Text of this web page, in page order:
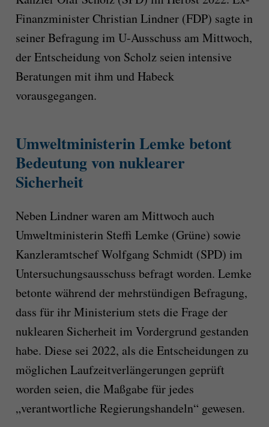
Finanzminister Christian Lindner (FDP) sagte in
seiner Befragung im U-Ausschuss am Mittwoch,
der Entscheidung von Scholz seien intensive
Beratungen mit ihm und Habeck
vorausgegangen.
Umweltministerin Lemke betont
Bedeutung von nuklearer
Sicherheit
Neben Lindner waren am Mittwoch auch
Umweltministerin Steffi Lemke (Grüne) sowie
Kanzleramtschef Wolfgang Schmidt (SPD) im
Untersuchungsausschuss befragt worden. Lemke
betonte während der mehrstündigen Befragung,
dass für ihr Ministerium stets die Frage der
nuklearen Sicherheit im Vordergrund gestanden
habe. Diese sei 2022, als die Entscheidungen zu
möglichen Laufzeitverlängerungen geprüft
worden seien, die Maßgabe für jedes
„verantwortliche Regierungshandeln“ gewesen.